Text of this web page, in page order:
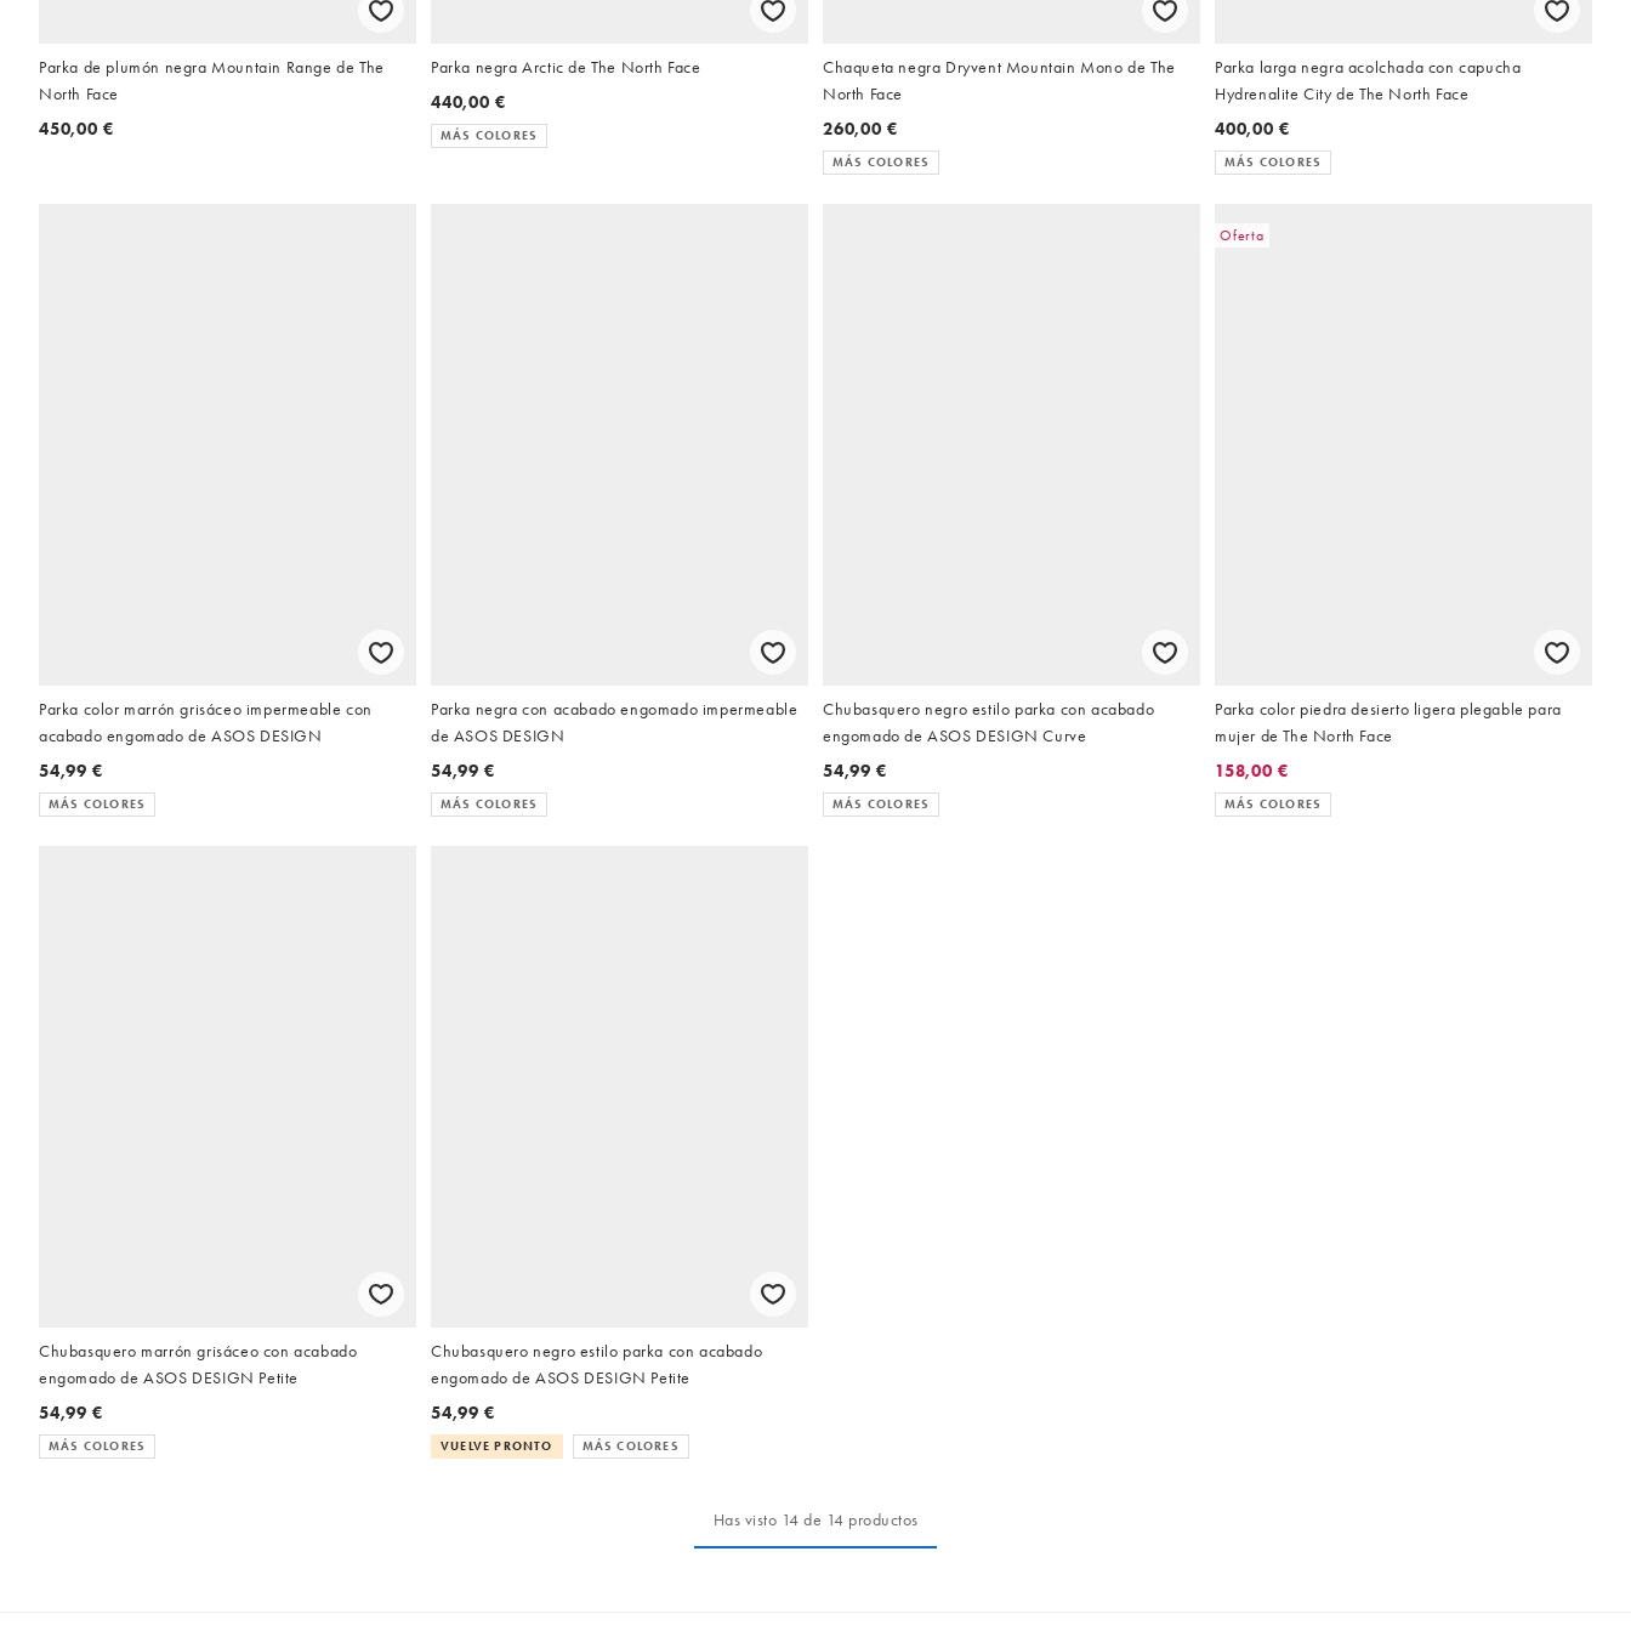
Parka de plumón negra Mountain Range de The
North Face
450,00 €
Parka negra Arctic de The North Face
440,00 €
MÁS COLORES
Chaqueta negra Dryvent Mountain Mono de The
North Face
260,00 €
MÁS COLORES
Parka larga negra acolchada con capucha
Hydrenalite City de The North Face
400,00 €
MÁS COLORES
Parka color marrón grisáceo impermeable con
acabado engomado de ASOS DESIGN
54,99 €
MÁS COLORES
Parka negra con acabado engomado impermeable
de ASOS DESIGN
54,99 €
MÁS COLORES
Chubasquero negro estilo parka con acabado
engomado de ASOS DESIGN Curve
54,99 €
MÁS COLORES
Oferta
Parka color piedra desierto ligera plegable para
mujer de The North Face
158,00 €
MÁS COLORES
Chubasquero marrón grisáceo con acabado
engomado de ASOS DESIGN Petite
54,99 €
MÁS COLORES
Chubasquero negro estilo parka con acabado
engomado de ASOS DESIGN Petite
54,99 €
VUELVE PRONTO MÁS COLORES
Has visto 14 de 14 productos